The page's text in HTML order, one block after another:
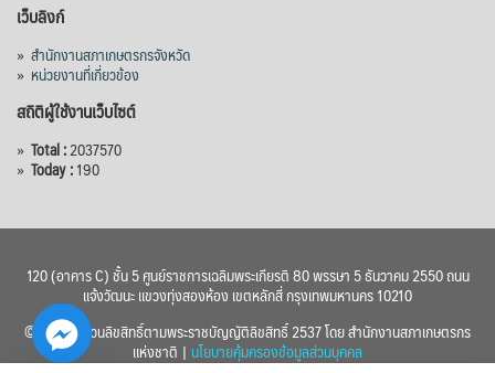
เว็บลิงก์
» สำนักงานสภาเกษตรกรจังหวัด
» หน่วยงานที่เกี่ยวข้อง
สถิติผู้ใช้งานเว็บไซต์
» Total :2037570
» Today :190
120 (อาคาร C) ชั้น 5 ศูนย์ราชการเฉลิมพระเกียรติ 80 พรรษา 5 ธันวาคม 2550 ถนน
แจ้งวัฒนะ แขวงทุ่งสองห้อง เขตหลักสี่ กรุงเทพมหานคร 10210
© 2560 สงวนลิขสิทธิ์ตามพระราชบัญญัติลิขสิทธิ์ 2537 โดย สำนักงานสภาเกษตรกร
แห่งชาติ | นโยบายคุ้มครองข้อมูลส่วนบุคคล